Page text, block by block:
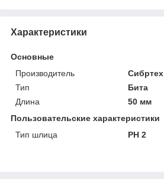
Характеристики
Основные
Производитель
Сибртех
Тип
Бита
Длина
50 мм
Пользовательские характеристики
Тип шлица
PH 2